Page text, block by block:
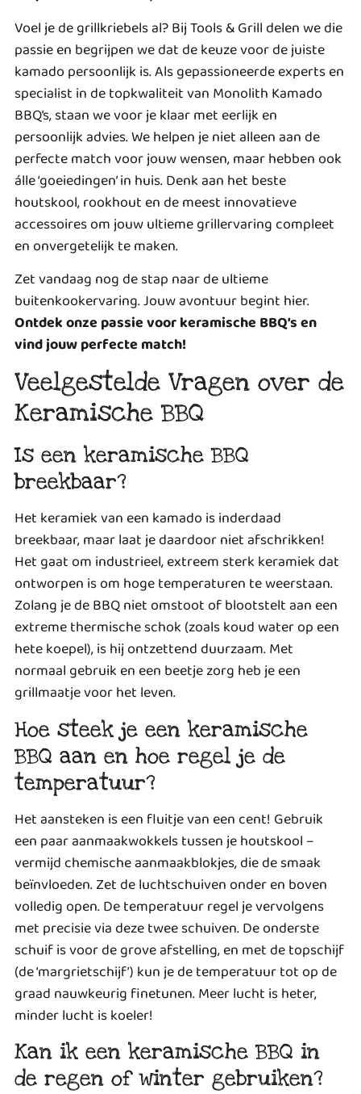
Voel je de grillkriebels al? Bij Tools & Grill delen we die
passie en begrijpen we dat de keuze voor de juiste
kamado persoonlijk is. Als gepassioneerde experts en
specialist in de topkwaliteit van Monolith Kamado
BBQ’s, staan we voor je klaar met eerlijk en
persoonlijk advies. We helpen je niet alleen aan de
perfecte match voor jouw wensen, maar hebben ook
álle ‘goeiedingen’ in huis. Denk aan het beste
houtskool, rookhout en de meest innovatieve
accessoires om jouw ultieme grillervaring compleet
en onvergetelijk te maken.
Zet vandaag nog de stap naar de ultieme
buitenkookervaring. Jouw avontuur begint hier.
Ontdek onze passie voor keramische BBQ’s en
vind jouw perfecte match!
Veelgestelde Vragen over de
Keramische BBQ
Is een keramische BBQ
breekbaar?
Het keramiek van een kamado is inderdaad
breekbaar, maar laat je daardoor niet afschrikken!
Het gaat om industrieel, extreem sterk keramiek dat
ontworpen is om hoge temperaturen te weerstaan.
Zolang je de BBQ niet omstoot of blootstelt aan een
extreme thermische schok (zoals koud water op een
hete koepel), is hij ontzettend duurzaam. Met
normaal gebruik en een beetje zorg heb je een
grillmaatje voor het leven.
Hoe steek je een keramische
BBQ aan en hoe regel je de
temperatuur?
Het aansteken is een fluitje van een cent! Gebruik
een paar aanmaakwokkels tussen je houtskool –
vermijd chemische aanmaakblokjes, die de smaak
beïnvloeden. Zet de luchtschuiven onder en boven
volledig open. De temperatuur regel je vervolgens
met precisie via deze twee schuiven. De onderste
schuif is voor de grove afstelling, en met de topschijf
(de ‘margrietschijf’) kun je de temperatuur tot op de
graad nauwkeurig finetunen. Meer lucht is heter,
minder lucht is koeler!
Kan ik een keramische BBQ in
de regen of winter gebruiken?